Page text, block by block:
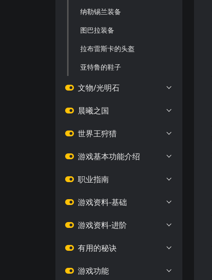
纳勒锡兰装备
图巴拉装备
拉布雷斯卡的头盔
亚特鲁的鞋子
文物/光明石
晨曦之国
世界王狩猎
游戏基本功能介绍
职业指南
游戏资料-基础
游戏资料-进阶
有用的秘诀
游戏功能